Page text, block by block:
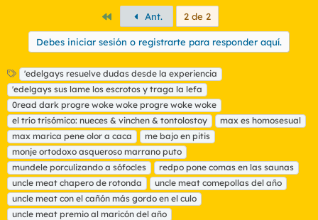
PrimeroAnt. 2 de 2
Debes iniciar sesión o registrarte para responder aquí.
E
t
i
q
u
e
t
a
s
'edelgays resuelve dudas desde la experiencia
'edelgays sus lame los escrotos y traga la lefa
0read dark progre woke woke progre woke woke
el trío trisómico: nueces & vinchen & tontolostoy
max es homosesual
max marica pene olor a caca
me bajo en pitis
monje ortodoxo asqueroso marrano puto
mundele porculizando a sófocles
redpo pone comas en las saunas
uncle meat chapero de rotonda
uncle meat comepollas del año
uncle meat con el cañón más gordo en el culo
uncle meat premio al maricón del año